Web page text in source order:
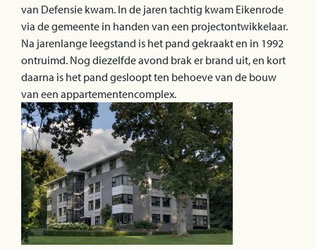
van Defensie kwam. In de jaren tachtig kwam Eikenrode
via de gemeente in handen van een projectontwikkelaar.
Na jarenlange leegstand is het pand gekraakt en in 1992
ontruimd. Nog diezelfde avond brak er brand uit, en kort
daarna is het pand gesloopt ten behoeve van de bouw
van een appartementencomplex.